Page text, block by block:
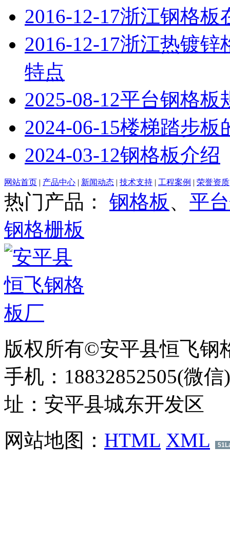
2016-12-17浙江钢格板
2016-12-17浙江热镀锌
特点
2025-08-12平台钢格板
2024-06-15楼梯踏步板
2024-03-12钢格板介绍
网站首页 | 产品中心 | 新闻动态 | 技术支持 | 工程案例 | 荣誉资质
热门产品： 钢格板 、 平
钢格栅板
版权所有©安平县恒飞钢
手机：18832852505(微
址：安平县城东开发区
网站地图： HTML XML